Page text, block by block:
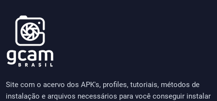
Site com o acervo dos APK's, profiles, tutoriais, métodos de
instalação e arquivos necessários para você conseguir instalar